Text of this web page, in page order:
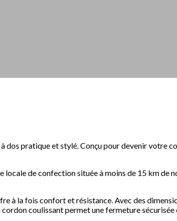
pratique et stylé. Conçu pour devenir votre
de confection située à moins de 15 km de
à la fois confort et résistance. Avec des
coulissant permet une fermeture sécurisée